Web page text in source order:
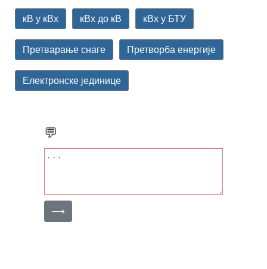
кВ у кВх кВх до кВ кВх у БТУ
Претварање снаге Претворба енергије
Електронске јединице
💬
⟶